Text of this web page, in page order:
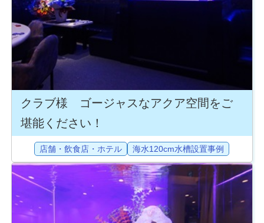
クラブ様 ゴージャスなアクア空間をご
堪能ください！
店舗・飲食店・ホテル 海水120cm水槽設置事例